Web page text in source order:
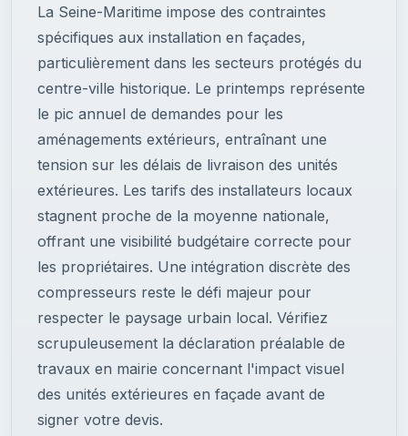
La Seine-Maritime impose des contraintes
spécifiques aux installation en façades,
particulièrement dans les secteurs protégés du
centre-ville historique. Le printemps représente
le pic annuel de demandes pour les
aménagements extérieurs, entraînant une
tension sur les délais de livraison des unités
extérieures. Les tarifs des installateurs locaux
stagnent proche de la moyenne nationale,
offrant une visibilité budgétaire correcte pour
les propriétaires. Une intégration discrète des
compresseurs reste le défi majeur pour
respecter le paysage urbain local. Vérifiez
scrupuleusement la déclaration préalable de
travaux en mairie concernant l'impact visuel
des unités extérieures en façade avant de
signer votre devis.